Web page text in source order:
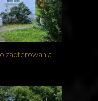
zaoferowania